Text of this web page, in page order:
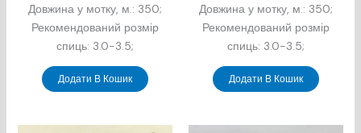
Довжина у мотку, м.: 350;
Рекомендований розмір
спиць: 3.0-3.5;
Додати В Кошик
Довжина у мотку, м.: 350;
Рекомендований розмір
спиць: 3.0-3.5;
Додати В Кошик